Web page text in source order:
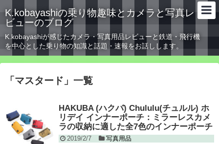
K.kobayashiの乗り物趣味とカメラと写真レ
ビューのブログ
K.kobayashiが感じたカメラ・写真用品レビューと鉄道・飛行機
を中心とした乗り物の知識と話題・速報をお話しします。
「 マスタード 」 一覧
HAKUBA (ハクバ) Chululu(チュルル) ホ
リデイ インナーポーチ：ミラーレスカメ
ラの収納に適した全7色のインナーポーチ
2019/2/7
写真用品